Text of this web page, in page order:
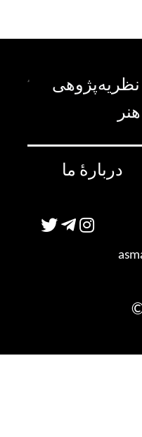
نظریه‌پژوهی
دربارۀ ما